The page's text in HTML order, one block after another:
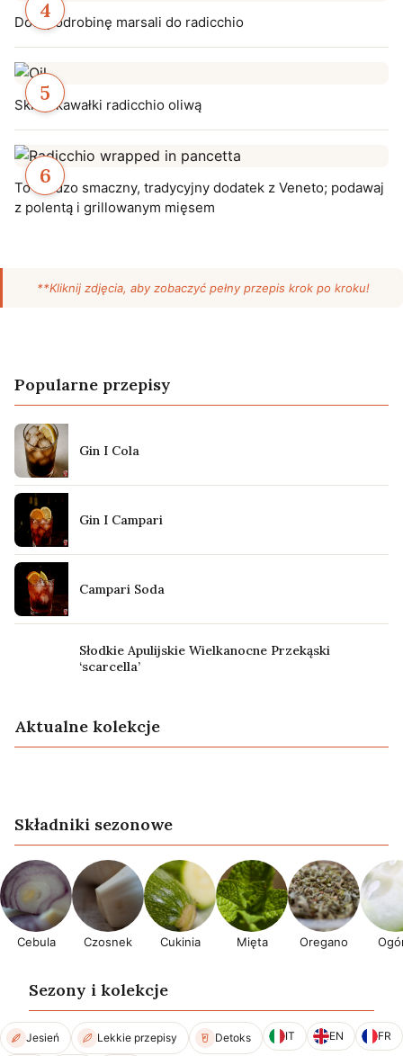
Dodaj odrobinę marsali do radicchio
Skrop kawałki radicchio oliwą
To bardzo smaczny, tradycyjny dodatek z Veneto; podawaj
z polentą i grillowanym mięsem
**Kliknij zdjęcia, aby zobaczyć pełny przepis krok po kroku!
Popularne przepisy
Gin I Cola
Gin I Campari
Campari Soda
Słodkie Apulijskie Wielkanocne Przekąski
‘scarcella’
Aktualne kolekcje
Lato Przepisy wegańskie
Składniki sezonowe
Cebula Czosnek Cukinia Mięta Oregano
Sezony i kolekcje
Jesień Lekkie przepisy Detoks IT EN FR